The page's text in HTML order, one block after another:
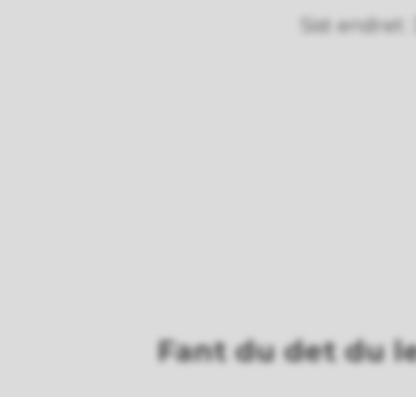
Sist endret
Fant du det du